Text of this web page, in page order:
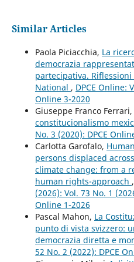
Similar Articles
Paola Piciacchia, La
democrazia
partecipativa.
National , DPCE Online:
Online 3-2020
Giuseppe Franco Ferrari,
constitucionalismo
No. 3 (2020): DPCE
Carlotta Garofalo,
persons displaced
climate change: from a
human rights-approach ,
(2026): Vol. 73 No. 1
Online 1-2026
Pascal Mahon, La
punto di vista svizzero:
democrazia diretta e
52 No. 2 (2022): DPCE